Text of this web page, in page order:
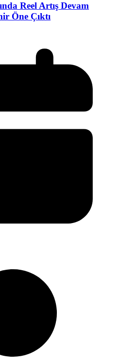
Reel Artış Devam
Öne Çıktı